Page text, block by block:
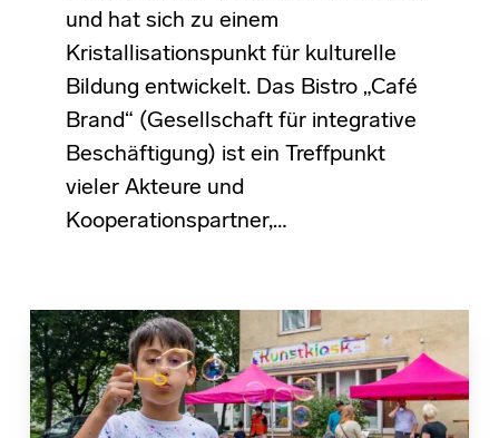
und hat sich zu einem
Kristallisationspunkt für kulturelle
Bildung entwickelt. Das Bistro „Café
Brand“ (Gesellschaft für integrative
Beschäftigung) ist ein Treffpunkt
vieler Akteure und
Kooperationspartner,…